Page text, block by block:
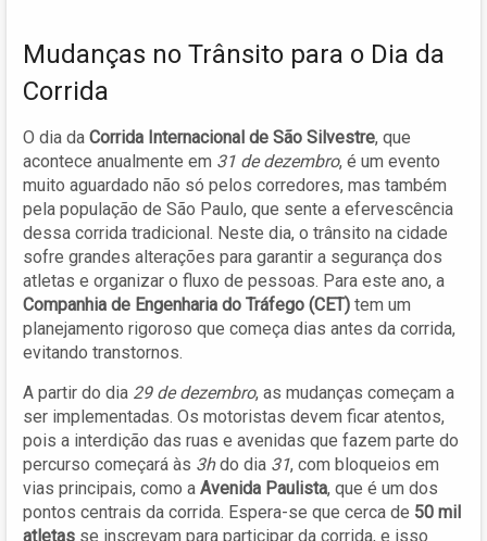
Mudanças no Trânsito para o Dia da
Corrida
O dia da Corrida Internacional de São Silvestre, que
acontece anualmente em 31 de dezembro, é um evento
muito aguardado não só pelos corredores, mas também
pela população de São Paulo, que sente a efervescência
dessa corrida tradicional. Neste dia, o trânsito na cidade
sofre grandes alterações para garantir a segurança dos
atletas e organizar o fluxo de pessoas. Para este ano, a
Companhia de Engenharia do Tráfego (CET) tem um
planejamento rigoroso que começa dias antes da corrida,
evitando transtornos.
A partir do dia 29 de dezembro, as mudanças começam a
ser implementadas. Os motoristas devem ficar atentos,
pois a interdição das ruas e avenidas que fazem parte do
percurso começará às 3hdo dia 31, com bloqueios em
vias principais, como a Avenida Paulista, que é um dos
pontos centrais da corrida. Espera-se que cerca de 50 mil
atletas se inscrevam para participar da corrida, e isso